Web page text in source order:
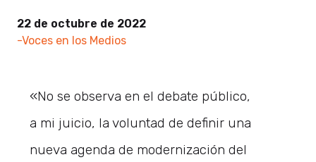
22 de octubre de 2022
-Voces en los Medios
«No se observa en el debate público,
a mi juicio, la voluntad de definir una
nueva agenda de modernización del